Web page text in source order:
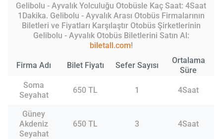
Gelibolu - Ayvalık Yolculuğu Otobüsle Kaç Saat: 4Saat
1Dakika. Gelibolu - Ayvalık Arası Otobüs Firmalarının
Biletleri ve Fiyatları Karşılaştır Otobüs Şirketlerinin
Gelibolu - Ayvalık Otobüs Biletlerini Satın Al:
biletall.com!
Firma Adı Bilet Fiyatı Sefer Sayısı
Ortalama
Süre
Soma
Seyahat
650 TL 1 4Saat
Güney
Akdeniz
Seyahat
650 TL 3 4Saat